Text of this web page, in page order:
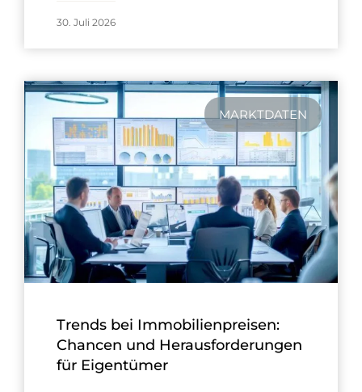
30. Juli 2026
MARKTDATEN
Trends bei Immobilienpreisen:
Chancen und Herausforderungen
für Eigentümer